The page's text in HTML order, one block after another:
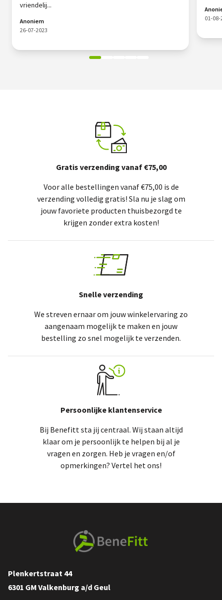
vriendelij...
Anoniem
26-07-2023
01-08-
Gratis verzending vanaf €75,00
Voor alle bestellingen vanaf €75,00 is de
verzending volledig gratis! Sla nu je slag om
jouw favoriete producten thuisbezorgd te
krijgen zonder extra kosten!
Snelle verzending
We streven ernaar om jouw winkelervaring zo
aangenaam mogelijk te maken en jouw
bestelling zo snel mogelijk te verzenden.
Persoonlijke klantenservice
Bij Benefitt sta jij centraal. Wij staan altijd
klaar om je persoonlijk te helpen bij al je
vragen en zorgen. Heb je vragen en/of
opmerkingen? Vertel het ons!
Plenkertstraat 44
6301 GM Valkenburg a/d Geul